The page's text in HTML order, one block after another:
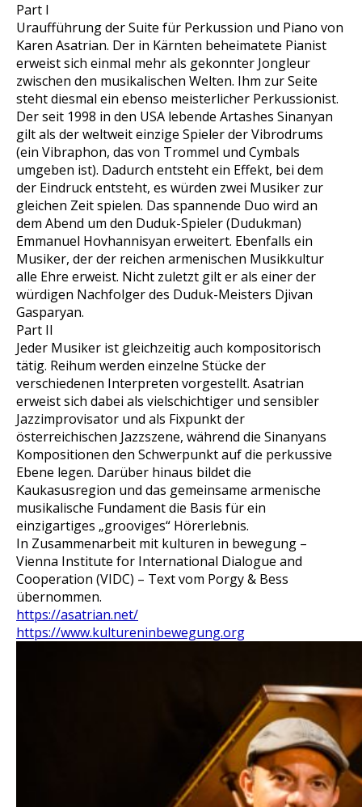
Part I
Uraufführung der Suite für Perkussion und Piano von
Karen Asatrian. Der in Kärnten beheimatete Pianist
erweist sich einmal mehr als gekonnter Jongleur
zwischen den musikalischen Welten. Ihm zur Seite
steht diesmal ein ebenso meisterlicher Perkussionist.
Der seit 1998 in den USA lebende Artashes Sinanyan
gilt als der weltweit einzige Spieler der Vibrodrums
(ein Vibraphon, das von Trommel und Cymbals
umgeben ist). Dadurch entsteht ein Effekt, bei dem
der Eindruck entsteht, es würden zwei Musiker zur
gleichen Zeit spielen. Das spannende Duo wird an
dem Abend um den Duduk-Spieler (Dudukman)
Emmanuel Hovhannisyan erweitert. Ebenfalls ein
Musiker, der der reichen armenischen Musikkultur
alle Ehre erweist. Nicht zuletzt gilt er als einer der
würdigen Nachfolger des Duduk-Meisters Djivan
Gasparyan.
Part II
Jeder Musiker ist gleichzeitig auch kompositorisch
tätig. Reihum werden einzelne Stücke der
verschiedenen Interpreten vorgestellt. Asatrian
erweist sich dabei als vielschichtiger und sensibler
Jazzimprovisator und als Fixpunkt der
österreichischen Jazzszene, während die Sinanyans
Kompositionen den Schwerpunkt auf die perkussive
Ebene legen. Darüber hinaus bildet die
Kaukasusregion und das gemeinsame armenische
musikalische Fundament die Basis für ein
einzigartiges „grooviges“ Hörerlebnis.
In Zusammenarbeit mit kulturen in bewegung –
Vienna Institute for International Dialogue and
Cooperation (VIDC) – Text vom Porgy & Bess
übernommen.
https://asatrian.net/
https://www.kultureninbewegung.org